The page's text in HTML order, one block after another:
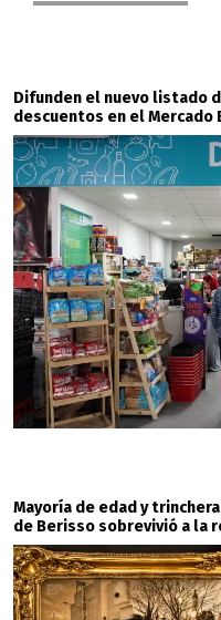
Difunden el nuevo listado
descuentos en el Mercado
Mayoría de edad y
de Berisso sobrevivió a la